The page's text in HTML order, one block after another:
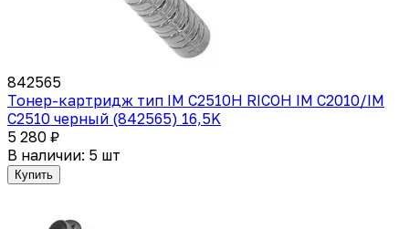
842565
Тонер-картридж тип IM C2510H RICOH IM C2010/IM
C2510 черный (842565) 16,5K
5 280 ₽
В наличии: 5 шт
Купить